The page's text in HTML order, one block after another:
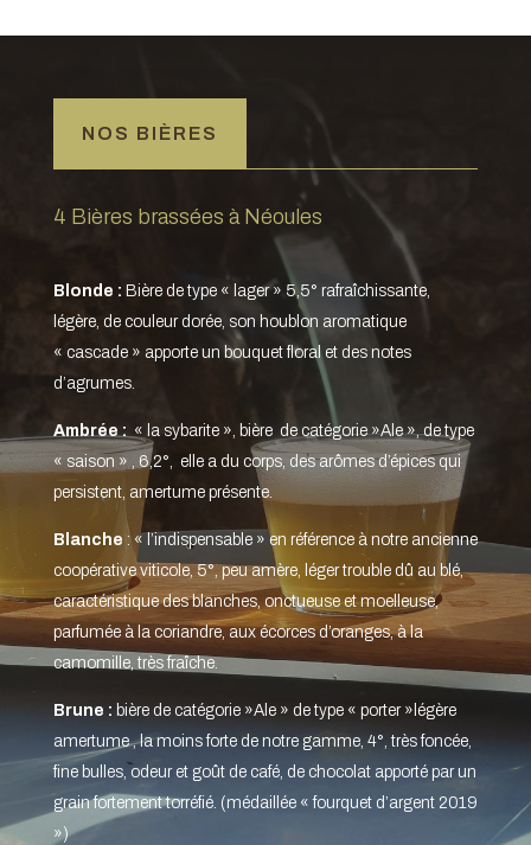
NOS BIÈRES
4 Bières brassées à Néoules
Blonde : Bière de type « lager » 5,5° rafraîchissante,
légère, de couleur dorée, son houblon aromatique
« cascade » apporte un bouquet floral et des notes
d’agrumes.
Ambrée : « la sybarite », bière de catégorie »Ale », de type
« saison » , 6,2°, elle a du corps, des arômes d’épices qui
persistent, amertume présente.
Blanche : « l’indispensable » en référence à notre ancienne
coopérative viticole, 5°, peu amère, léger trouble dû au blé,
caractéristique des blanches, onctueuse et moelleuse,
parfumée à la coriandre, aux écorces d’oranges, à la
camomille, très fraîche.
Brune : bière de catégorie »Ale » de type « porter »légère
amertume , la moins forte de notre gamme, 4°, très foncée,
fine bulles, odeur et goût de café, de chocolat apporté par un
grain fortement torréfié. (médaillée « fourquet d’argent 2019
»)